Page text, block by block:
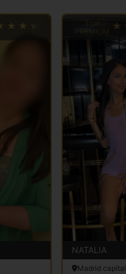
NATALIA
Madrid capital
TOP
PREMIUM